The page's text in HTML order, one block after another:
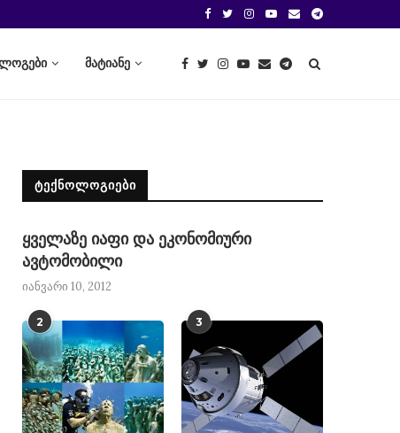
მატიანე
ᲢᲔᲥᲜᲝᲚᲝᲒᲘᲔᲑᲘ
ყველაზე იაფი და ეკონომიური
ავტომობილი
იანვარი 10, 2012
2 3